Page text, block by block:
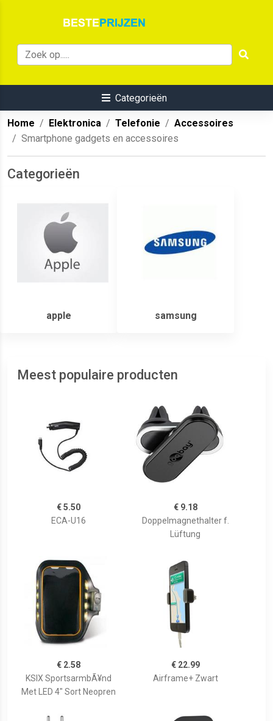
Categorieën
Home Elektronica Telefonie
Accessoires
Smartphone gadgets en accessoires
Categorieën
apple samsung
Meest populaire producten
€ 5.50
ECA-U16
€ 9.18
Doppelmagnethalter f.
Lüftung
€ 2.58
KSIX SportsarmbÃ¥nd
Met LED 4" Sort Neopren
€ 22.99
Airframe+ Zwart